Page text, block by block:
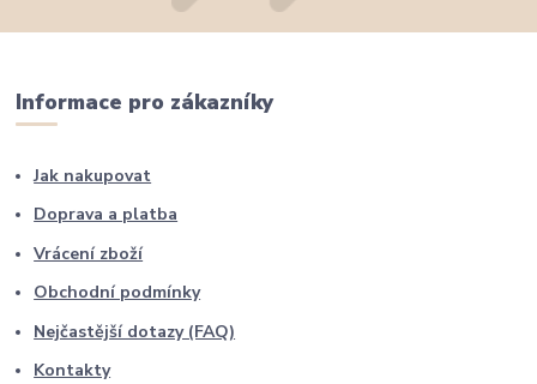
Informace pro zákazníky
Jak nakupovat
Doprava a platba
Vrácení zboží
Obchodní podmínky
Nejčastější dotazy (FAQ)
Kontakty